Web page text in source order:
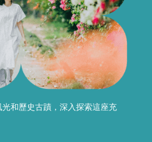
和歷史古蹟，深入探索這座充